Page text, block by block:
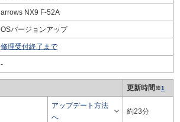
arrows NX9 F-52A
OSバージョンアップ
修理受付終了まで
-
更新時間※1
アップデート方法
へ
 約23分